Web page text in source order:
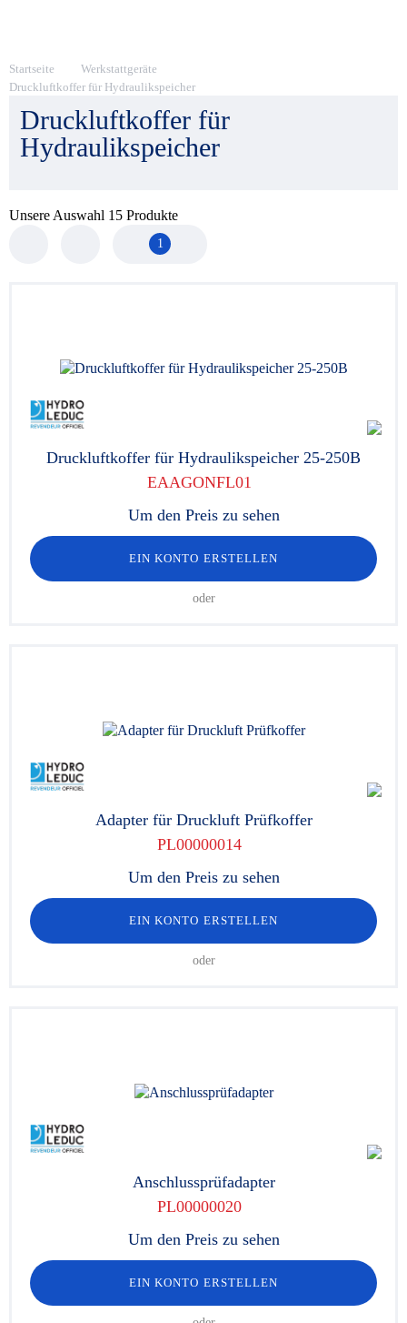
Startseite
Werkstattgeräte
Druckluftkoffer für Hydraulikspeicher
Druckluftkoffer für
Hydraulikspeicher
Unsere Auswahl 15 Produkte
1
Druckluftkoffer für Hydraulikspeicher 25-250B
EAAGONFL01
Um den Preis zu sehen
EIN KONTO ERSTELLEN
oder
Adapter für Druckluft Prüfkoffer
PL00000014
Um den Preis zu sehen
EIN KONTO ERSTELLEN
oder
Anschlussprüfadapter
PL00000020
Um den Preis zu sehen
EIN KONTO ERSTELLEN